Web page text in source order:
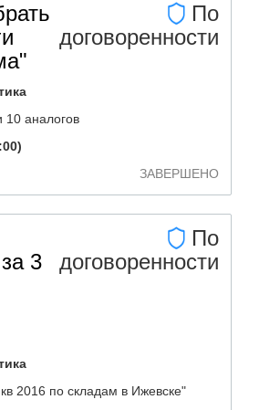
По
договоренности
10 аналогов
ЗАВЕРШЕНО
3
По
договоренности
2016 по складам в Ижевске"